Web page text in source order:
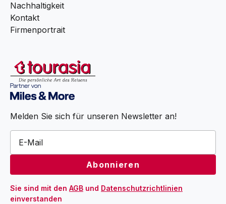
Nachhaltigkeit
Kontakt
Firmenportrait
Melden Sie sich für unseren Newsletter an!
Sie sind mit den AGB und Datenschutzrichtlinien
einverstanden